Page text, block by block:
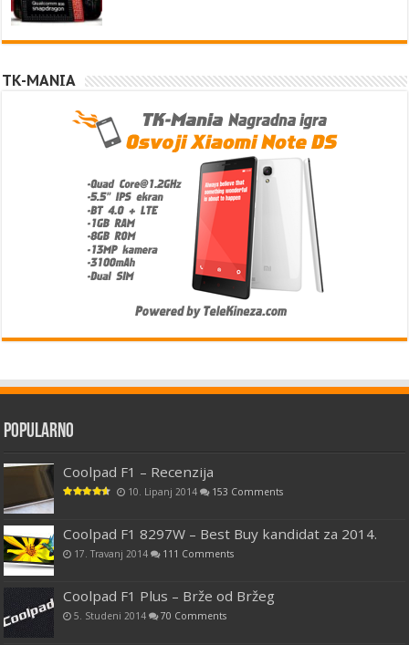
TK-MANIA
Popularno
Coolpad F1 – Recenzija
10. Lipanj 2014 153 Comments
Coolpad F1 8297W – Best Buy kandidat za 2014.
17. Travanj 2014 111 Comments
Coolpad F1 Plus – Brže od Bržeg
5. Studeni 2014 70 Comments